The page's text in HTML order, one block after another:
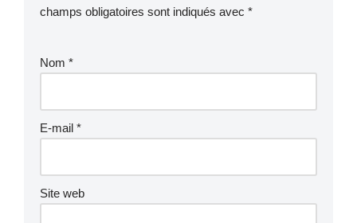
champs obligatoires sont indiqués avec *
Nom *
E-mail *
Site web